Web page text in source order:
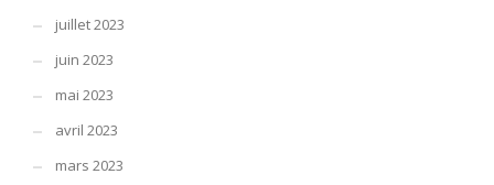
juillet 2023
juin 2023
mai 2023
avril 2023
mars 2023